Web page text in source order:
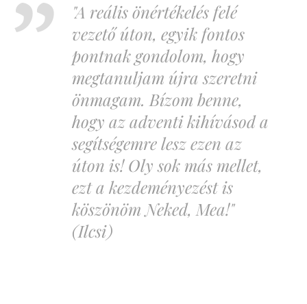
"A reális önértékelés felé
vezető úton, egyik fontos
pontnak gondolom, hogy
megtanuljam újra szeretni
önmagam. Bízom benne,
hogy az adventi kihívásod a
segítségemre lesz ezen az
úton is! Oly sok más mellet,
ezt a kezdeményezést is
köszönöm Neked, Mea!"
(Ilcsi)